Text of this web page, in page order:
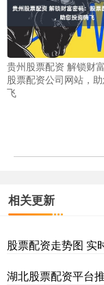
贵州股票配资 解锁财
股票配资公司网站，
飞
相关更新
股票配资走势图 实
湖北股票配资平台